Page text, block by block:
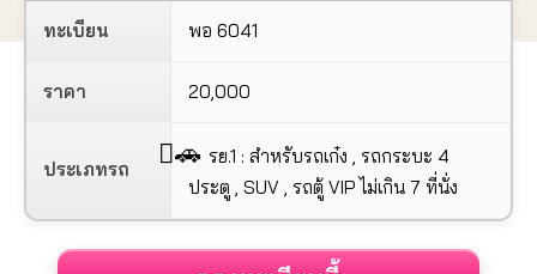
ทะเบียน พอ 6041
ราคา 20,000
ประเภทรถ
🚗 รย.1 : สำหรับรถเก๋ง , รถกระบะ 4
ประตู , SUV , รถตู้ VIP ไม่เกิน 7 ที่นั่ง